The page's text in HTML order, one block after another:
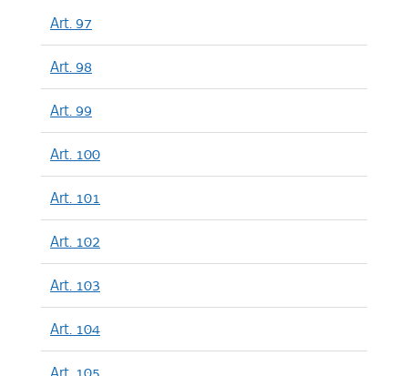
Art. 97
Art. 98
Art. 99
Art. 100
Art. 101
Art. 102
Art. 103
Art. 104